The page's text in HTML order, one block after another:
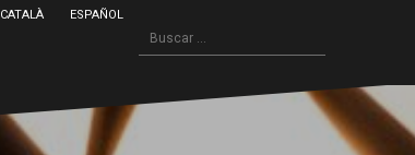
CATALÀ ESPAÑOL
Buscar: